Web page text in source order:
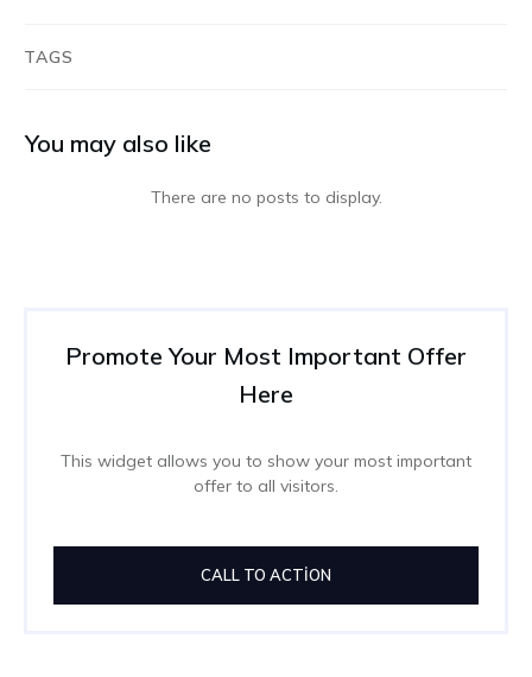
TAGS
You may also like
Promote Your Most Important Offer
Here
This widget allows you to show your most important
offer to all visitors.
CALL TO ACTION